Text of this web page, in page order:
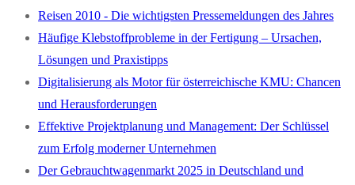
Reisen 2010 - Die wichtigsten Pressemeldungen des Jahres
Häufige Klebstoffprobleme in der Fertigung – Ursachen,
Lösungen und Praxistipps
Digitalisierung als Motor für österreichische KMU: Chancen
und Herausforderungen
Effektive Projektplanung und Management: Der Schlüssel
zum Erfolg moderner Unternehmen
Der Gebrauchtwagenmarkt 2025 in Deutschland und